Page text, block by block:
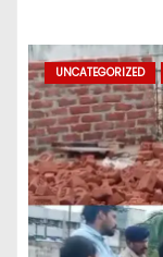
UNCATEGORIZED